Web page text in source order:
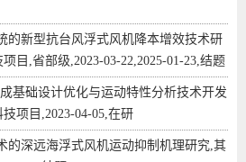
的新型抗台风浮式风机降本增效技术研
目,省部级,2023-03-22,2025-01-23,结题
基础设计优化与运动特性分析技术开发
项目,2023-04-05,在研
的深远海浮式风机运动抑制机理研究,其